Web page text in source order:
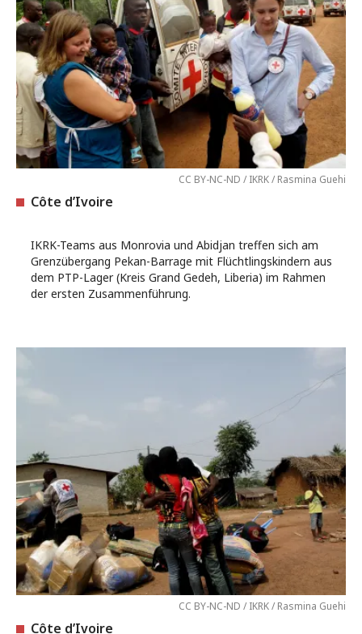
CC BY-NC-ND / IKRK / Rasmina Guehi
Côte d’Ivoire
IKRK-Teams aus Monrovia und Abidjan treffen sich am
Grenzübergang Pekan-Barrage mit Flüchtlingskindern aus
dem PTP-Lager (Kreis Grand Gedeh, Liberia) im Rahmen
der ersten Zusammenführung.
CC BY-NC-ND / IKRK / Rasmina Guehi
Côte d’Ivoire